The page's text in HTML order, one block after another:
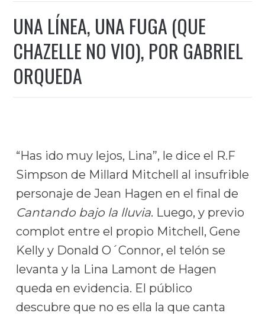
UNA LÍNEA, UNA FUGA (QUE
CHAZELLE NO VIO), POR GABRIEL
ORQUEDA
“Has ido muy lejos, Lina”, le dice el R.F
Simpson de Millard Mitchell al insufrible
personaje de Jean Hagen en el final de
Cantando bajo la lluvia. Luego, y previo
complot entre el propio Mitchell, Gene
Kelly y Donald O´Connor, el telón se
levanta y la Lina Lamont de Hagen
queda en evidencia. El público
descubre que no es ella la que canta